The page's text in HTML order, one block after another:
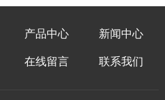
产品中心 新闻中心
在线留言 联系我们